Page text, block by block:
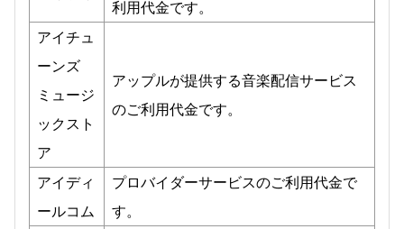
利用代金です。
アイチュ
ーンズ
ミュージ
ックスト
ア
アップルが提供する音楽配信サービス
のご利用代金です。
アイディ
ールコム
プロバイダーサービスのご利用代金で
す。